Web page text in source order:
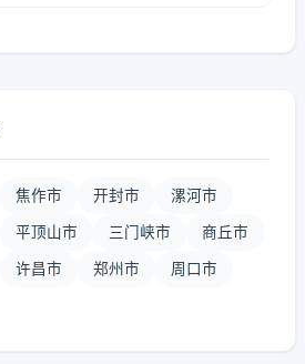
焦作市 开封市 漯河市
平顶山市 三门峡市 商丘市
许昌市 郑州市 周口市